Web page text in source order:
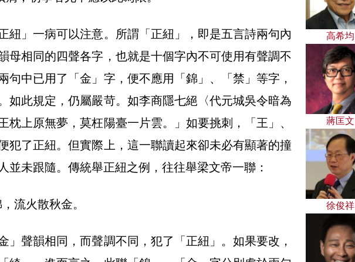
紐」一病可以注意。所謂「正紐」，即是五言詩兩句內
母相同的四聲各字，也就是十個字內不可使用有聲調不
句中已用了「金」字，便不應用「錦」、「禁」等字，
如此規定，仍屬嚴苛。如李商隱七絕〈代元城吳令暗為
枕上原無夢，莫枉陽臺一片雲。」如要挑刺，「王」、
犯了正紐。但實際上，這一聯讀起來卻未必有顯著的撞
並未跟隨。傳統舉正紐之例，往往舉梁文帝一聯：
流火散秋金。
」聲韻相同，而聲調不同，犯了「正紐」。如果要改，
高希均
蔣匡文
徐俊祥